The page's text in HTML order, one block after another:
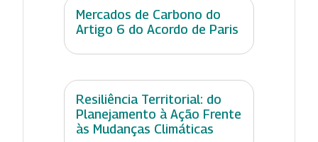
Mercados de Carbono do
Artigo 6 do Acordo de Paris
Resiliência Territorial: do
Planejamento à Ação Frente
às Mudanças Climáticas